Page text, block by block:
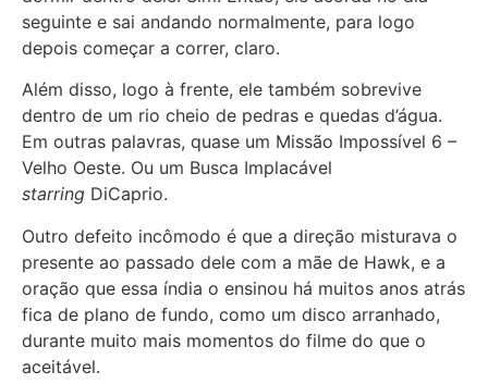
seguinte e sai andando normalmente, para logo
depois começar a correr, claro.
Além disso, logo à frente, ele também sobrevive
dentro de um rio cheio de pedras e quedas d’água.
Em outras palavras, quase um Missão Impossível 6 –
Velho Oeste. Ou um Busca Implacável
starring DiCaprio.
Outro defeito incômodo é que a direção misturava o
presente ao passado dele com a mãe de Hawk, e a
oração que essa índia o ensinou há muitos anos atrás
fica de plano de fundo, como um disco arranhado,
durante muito mais momentos do filme do que o
aceitável.